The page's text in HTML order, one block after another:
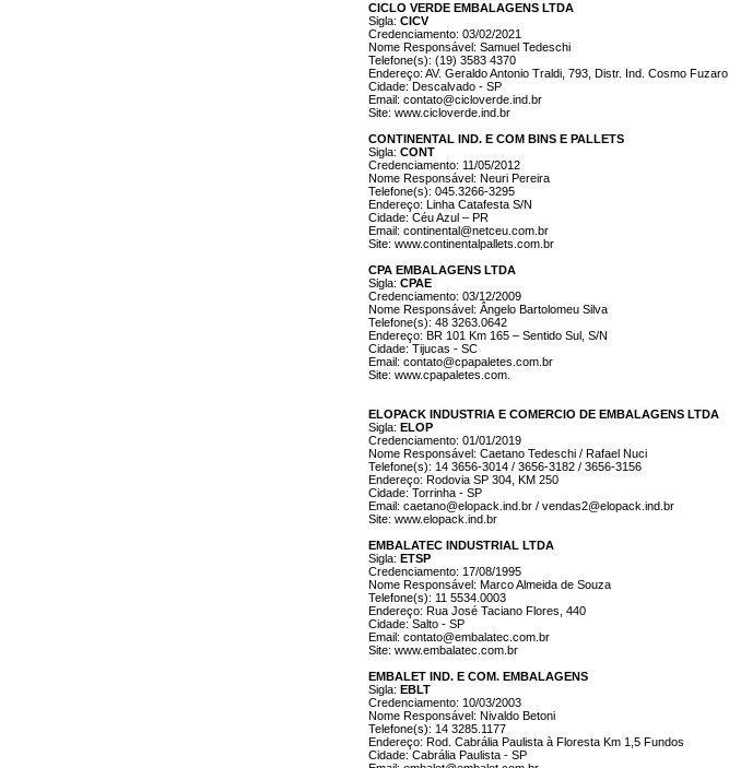
CICLO VERDE EMBALAGENS LTDA
Sigla: CICV
Credenciamento: 03/02/2021
Nome Responsável: Samuel Tedeschi
Telefone(s): (19) 3583 4370
Endereço: AV. Geraldo Antonio Traldi, 793, Distr. Ind. Cosmo Fuzaro
Cidade: Descalvado - SP
Email: contato@cicloverde.ind.br
Site: www.cicloverde.ind.br
CONTINENTAL IND. E COM BINS E PALLETS
Sigla: CONT
Credenciamento: 11/05/2012
Nome Responsável: Neuri Pereira
Telefone(s): 045.3266-3295
Endereço: Linha Catafesta S/N
Cidade: Céu Azul – PR
Email: continental@netceu.com.br
Site: www.continentalpallets.com.br
CPA EMBALAGENS LTDA
Sigla: CPAE
Credenciamento: 03/12/2009
Nome Responsável: Ângelo Bartolomeu Silva
Telefone(s): 48 3263.0642
Endereço: BR 101 Km 165 – Sentido Sul, S/N
Cidade: Tijucas - SC
Email: contato@cpapaletes.com.br
Site: www.cpapaletes.com.
ELOPACK INDUSTRIA E COMERCIO DE EMBALAGENS LTDA
Sigla: ELOP
Credenciamento: 01/01/2019
Nome Responsável: Caetano Tedeschi / Rafael Nuci
Telefone(s): 14 3656-3014 / 3656-3182 / 3656-3156
Endereço: Rodovia SP 304, KM 250
Cidade: Torrinha - SP
Email: caetano@elopack.ind.br / vendas2@elopack.ind.br
Site: www.elopack.ind.br
EMBALATEC INDUSTRIAL LTDA
Sigla: ETSP
Credenciamento: 17/08/1995
Nome Responsável: Marco Almeida de Souza
Telefone(s): 11 5534.0003
Endereço: Rua José Taciano Flores, 440
Cidade: Salto - SP
Email: contato@embalatec.com.br
Site: www.embalatec.com.br
EMBALET IND. E COM. EMBALAGENS
Sigla: EBLT
Credenciamento: 10/03/2003
Nome Responsável: Nivaldo Betoni
Telefone(s): 14 3285.1177
Endereço: Rod. Cabrália Paulista à Floresta Km 1,5 Fundos
Cidade: Cabrália Paulista - SP